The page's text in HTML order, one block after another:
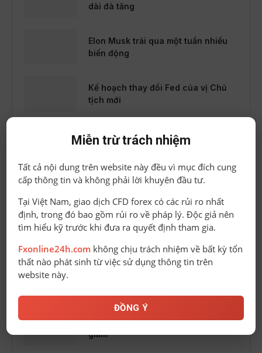
dài đà tăng
Elon Musk trải qua một tuần nhiều
biến động
Kế hoạch thay đổi Fed của vị Chủ
tịch mới
Giá vàng hôm nay 7-10 Vọt lên mức
cao kỷ lục
Những quỹ ETF nào có thể rót vốn
Giá vàng thế giới bật tăng, dầu thô
Giá vàng ngày 24-4 tiếp tục suy
giảm
Miễn trừ trách nhiệm
Tất cả nội dung trên website này đều vì mục đích cung
cấp thông tin và không phải lời khuyên đầu tư.
Tại Việt Nam, giao dịch CFD forex có các rủi ro nhất
định, trong đó bao gồm rủi ro về pháp lý. Độc giả nên
tìm hiểu kỹ trước khi đưa ra quyết định tham gia.
Fxonline24h.com không chịu trách nhiệm về bất kỳ tổn
thất nào phát sinh từ việc sử dụng thông tin trên
website này.
ĐỒNG Ý